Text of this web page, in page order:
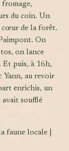
fromage,
du coin. Un
cœur de la forêt.
On
on lance
Et puis, à 16h,
Yann, au revoir
enrichis, un
avait soufflé